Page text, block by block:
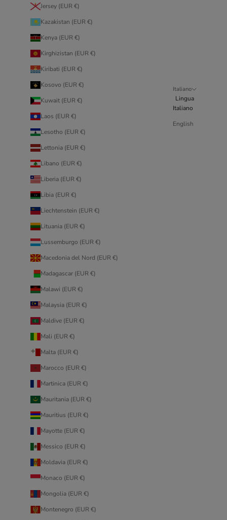
Jersey (EUR €)
Kazakistan (EUR €)
Kenya (EUR €)
Kirghizistan (EUR €)
Kiribati (EUR €)
Kosovo (EUR €)
Kuwait (EUR €)
Laos (EUR €)
Lesotho (EUR €)
Lettonia (EUR €)
Libano (EUR €)
Liberia (EUR €)
Libia (EUR €)
Liechtenstein (EUR €)
Lituania (EUR €)
Lussemburgo (EUR €)
Macedonia del Nord (EUR €)
Madagascar (EUR €)
Malawi (EUR €)
Malaysia (EUR €)
Maldive (EUR €)
Mali (EUR €)
Malta (EUR €)
Marocco (EUR €)
Martinica (EUR €)
Mauritania (EUR €)
Mauritius (EUR €)
Mayotte (EUR €)
Messico (EUR €)
Moldavia (EUR €)
Monaco (EUR €)
Mongolia (EUR €)
Montenegro (EUR €)
Italiano
Lingua
Italiano
English